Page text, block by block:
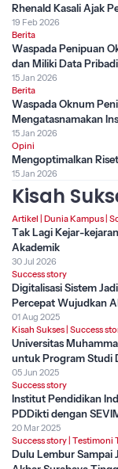
Rhenald Kasali Ajak
19 Feb 2026
Berita
Waspada Penipuan
dan Miliki Data Pribadi
15 Jan 2026
Berita
Waspada Oknum
Mengatasnamakan
15 Jan 2026
Opini
Mengoptimalkan
15 Jan 2026
Kisah
Artikel | Dunia Kampus |
Tak Lagi Kejar-
Akademik
30 Jul 2026
Success story
Digitalisasi Sistem
Percepat Wujudkan
01 Aug 2025
Kisah Sukses | Success
Universitas
untuk Program Studi
05 Jun 2025
Success story
Institut Pendidikan
PDDikti dengan
20 Mar 2025
Success story | Testimoni
Dulu Lembur Sampai